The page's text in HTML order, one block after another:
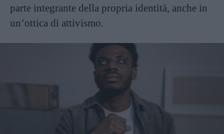
parte integrante della propria identità, anche in
un’ottica di attivismo.